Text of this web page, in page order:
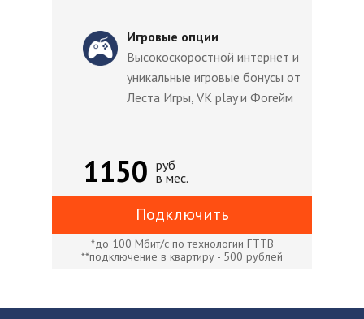
Подключить
1150
*до 100 Мбит/с по технологии FTTB
**подключение в квартиру - 500 рублей
Игровые опции
Высокоскоростной интернет и
уникальные игровые бонусы от
Леста Игры, VK play и Фогейм
руб
в мес.